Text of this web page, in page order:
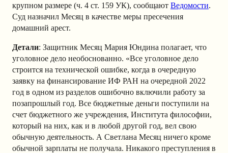
крупном размере (ч. 4 ст. 159 УК), сообщают Ведомости.
Суд назначил Месяц в качестве меры пресечения
домашний арест.
Детали: Защитник Месяц Мария Юндина полагает, что
уголовное дело необоснованно. «Все уголовное дело
строится на технической ошибке, когда в очередную
заявку на финансирование ИФ РАН на очередной 2022
год в одном из разделов ошибочно включили работу за
позапрошлый год. Все бюджетные деньги поступили на
счет бюджетного же учреждения, Института философии,
который на них, как и в любой другой год, вел свою
обычную деятельность. А Светлана Месяц ничего кроме
обычной зарплаты не получала. Никакого преступления в